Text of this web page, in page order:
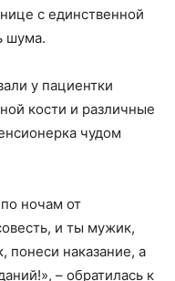
с единственной
шума.
у пациентки
кости и различные
чудом
ночам от
и ты мужик,
понеси наказание, а
– обратилась к